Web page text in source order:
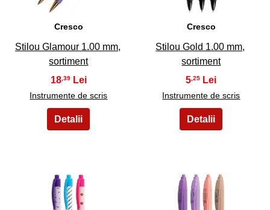
Cresco
Stilou Glamour 1.00 mm,
sortiment
18,39
Instrumente de scris
Cresco
Stilou Gold 1.00 mm,
sortiment
5,25
Instrumente de scris